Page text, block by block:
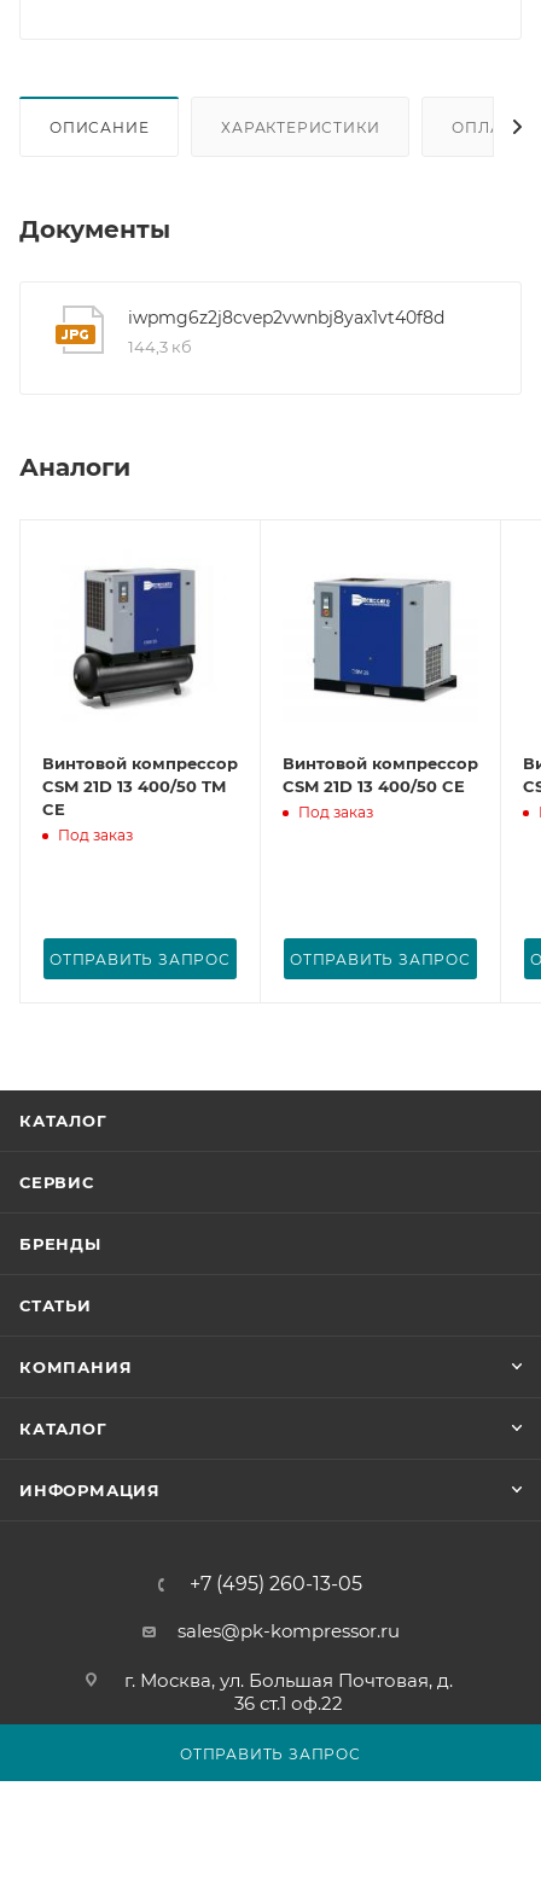
ОТПРАВИТЬ ЗАПРОС
ОПИСАНИЕ ХАРАКТЕРИСТИКИ ОПЛАТА
Документы
iwpmg6z2j8cvep2vwnbj8yax1vt40f8d
144,3 кб
Аналоги
Винтовой компрессор
CSM 21D 13 400/50 TM
CE
Под заказ
ОТПРАВИТЬ ЗАПРОС
Винтовой компрессор
CSM 21D 13 400/50 CE
Под заказ
ОТПРАВИТЬ ЗАПРОС
КАТАЛОГ
СЕРВИС
БРЕНДЫ
СТАТЬИ
КОМПАНИЯ
КАТАЛОГ
ИНФОРМАЦИЯ
+7 (495) 260-13-05
sales@pk-kompressor.ru
г. Москва, ул. Большая Почтовая, д.
36 ст.1 оф.22